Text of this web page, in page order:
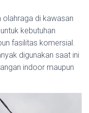
olahraga di kawasan
kebutuhan
fasilitas komersial.
digunakan saat ini
indoor maupun